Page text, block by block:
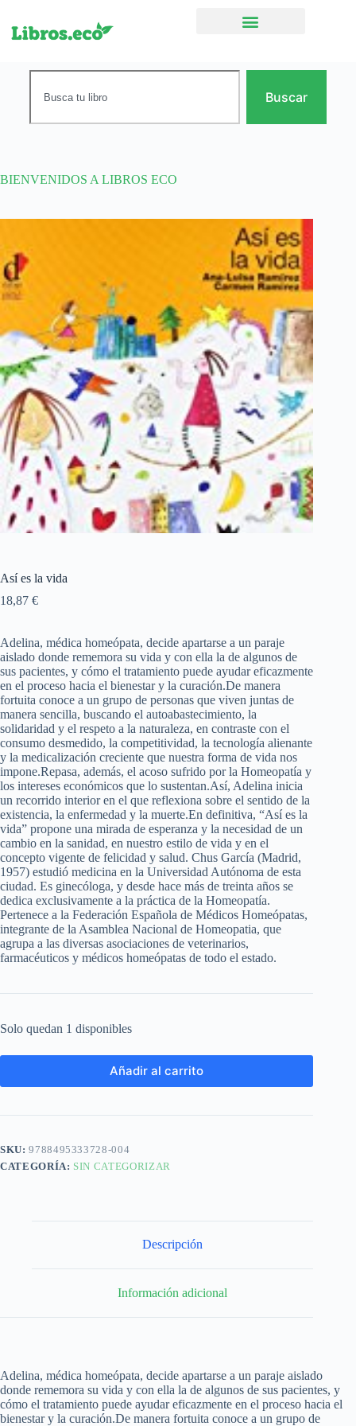
Buscar
BIENVENIDOS A LIBROS ECO
Así es la vida
18,87 €
Adelina, médica homeópata, decide apartarse a un paraje
aislado donde rememora su vida y con ella la de algunos de
sus pacientes, y cómo el tratamiento puede ayudar eficazmente
en el proceso hacia el bienestar y la curación.De manera
fortuita conoce a un grupo de personas que viven juntas de
manera sencilla, buscando el autoabastecimiento, la
solidaridad y el respeto a la naturaleza, en contraste con el
consumo desmedido, la competitividad, la tecnología alienante
y la medicalización creciente que nuestra forma de vida nos
impone.Repasa, además, el acoso sufrido por la Homeopatía y
los intereses económicos que lo sustentan.Así, Adelina inicia
un recorrido interior en el que reflexiona sobre el sentido de la
existencia, la enfermedad y la muerte.En definitiva, “Así es la
vida” propone una mirada de esperanza y la necesidad de un
cambio en la sanidad, en nuestro estilo de vida y en el
concepto vigente de felicidad y salud. Chus García (Madrid,
1957) estudió medicina en la Universidad Autónoma de esta
ciudad. Es ginecóloga, y desde hace más de treinta años se
dedica exclusivamente a la práctica de la Homeopatía.
Pertenece a la Federación Española de Médicos Homeópatas,
integrante de la Asamblea Nacional de Homeopatia, que
agrupa a las diversas asociaciones de veterinarios,
farmacéuticos y médicos homeópatas de todo el estado.
Solo quedan 1 disponibles
Añadir al carrito
SKU:9788495333728-004
CATEGORÍA: SIN CATEGORIZAR
Descripción
Información adicional
Adelina, médica homeópata, decide apartarse a un paraje aislado
donde rememora su vida y con ella la de algunos de sus pacientes, y
cómo el tratamiento puede ayudar eficazmente en el proceso hacia el
bienestar y la curación.De manera fortuita conoce a un grupo de